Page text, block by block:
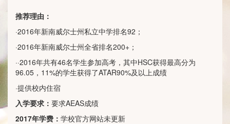
推荐理由：
·2016年新南威尔士州私立中学排名92；
·2016年新南威尔士州全省排名200+；
··2016年共有46名学生参加高考，其中HSC获得最高分为
96.05，11%的学生获得了ATAR90%及以上成绩
·提供校内住宿
入学要求： 要求AEAS成绩
2017年学费： 学校官方网站未更新